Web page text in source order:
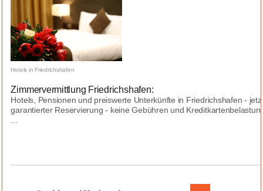
Hotels in Friedrichshafen
Zimmervermittlung Friedrichshafen:
Hotels, Pensionen und preiswerte Unterkünfte in Friedrichshafen -
garantierter Reservierung - keine Gebühren und